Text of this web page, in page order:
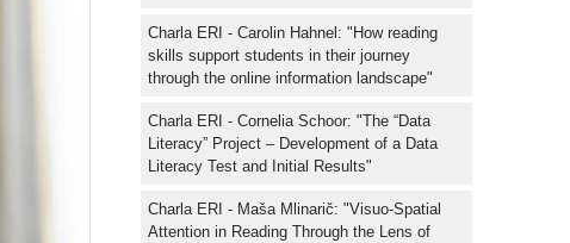
Charla ERI - Carolin Hahnel: "How reading
skills support students in their journey
through the online information landscape"
Charla ERI - Cornelia Schoor: "The “Data
Literacy” Project – Development of a Data
Literacy Test and Initial Results"
Charla ERI - Maša Mlinarič: "Visuo-Spatial
Attention in Reading Through the Lens of